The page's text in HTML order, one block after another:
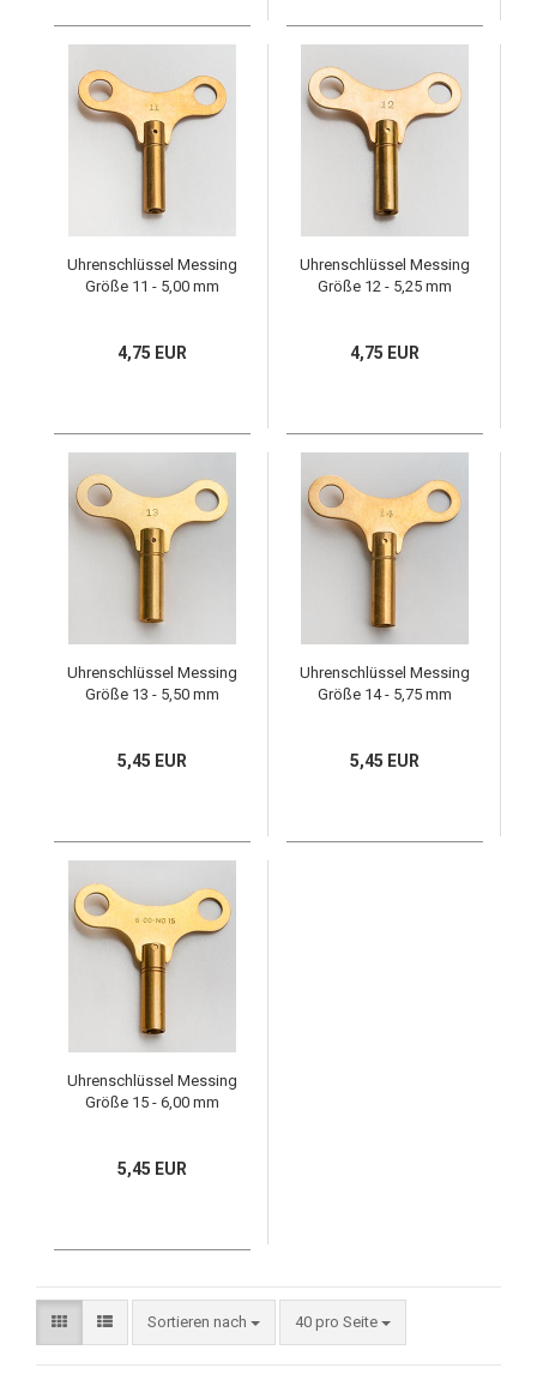
Uhrenschlüssel Messing
Größe 11 - 5,00 mm
4,75 EUR
Uhrenschlüssel Messing
Größe 12 - 5,25 mm
4,75 EUR
Uhrenschlüssel Messing
Größe 13 - 5,50 mm
5,45 EUR
Uhrenschlüssel Messing
Größe 14 - 5,75 mm
5,45 EUR
Uhrenschlüssel Messing
Größe 15 - 6,00 mm
5,45 EUR
Sortieren nach 40 pro Seite